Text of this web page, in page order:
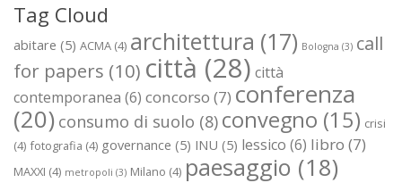
Tag Cloud
abitare (5) ACMA (4) architettura (17) Bologna (3) call
for papers (10) città (28) città
contemporanea (6) concorso (7) conferenza
(20) consumo di suolo (8) convegno (15) crisi
(4) fotografia (4) governance (5) INU (5) lessico (6) libro (7)
MAXXI (4) metropoli (3) Milano (4) paesaggio (18)